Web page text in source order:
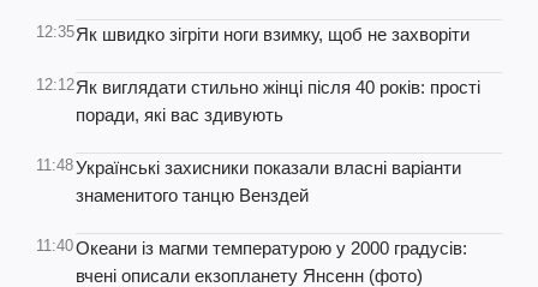
12:35Як швидко зігріти ноги взимку, щоб не захворіти
12:12Як виглядати стильно жінці після 40 років: прості
поради, які вас здивують
11:48Українські захисники показали власні варіанти
знаменитого танцю Венздей
11:40Океани із магми температурою у 2000 градусів:
вчені описали екзопланету Янсенн (фото)